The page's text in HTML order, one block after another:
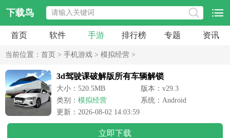
下载鸟
首页 软件 手游 排行榜 专题 资讯
当前位置： 首页 > 手机游戏 > 模拟经营 >
3d驾驶课破解版所有车辆解锁
大小：520.5MB
版本：v29.3
类别： 模拟经营
系统：Android
更新：2026-08-02 14:03:59
立即下载